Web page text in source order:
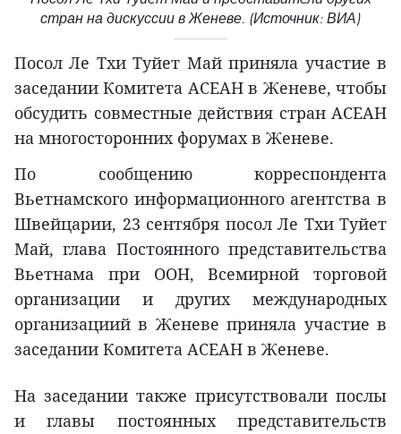
стран на дискуссии в Женеве. (Источник: ВИА)
Посол Ле Тхи Туйет Май приняла участие в
заседании Комитета АСЕАН в Женеве, чтобы
обсудить совместные действия стран АСЕАН
на многосторонних форумах в Женеве.
По сообщению корреспондента
Вьетнамского информационного агентства в
Швейцарии, 23 сентября посол Ле Тхи Туйет
Май, глава Постоянного представительства
Вьетнама при ООН, Всемирной торговой
организации и других международных
организациий в Женеве приняла участие в
заседании Комитета АСЕАН в Женеве.
На заседании также присутствовали послы
и главы постоянных представительств